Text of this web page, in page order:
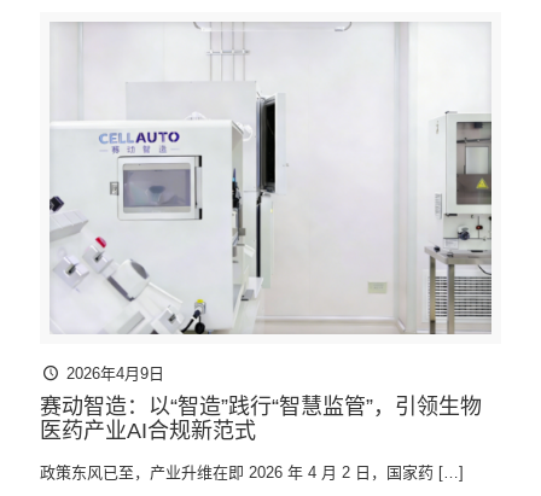
2026年4月9日
赛动智造：以“智造”践行“智慧监管”，引领生物
医药产业AI合规新范式
政策东风已至，产业升维在即 2026 年 4 月 2 日，国家药 […]